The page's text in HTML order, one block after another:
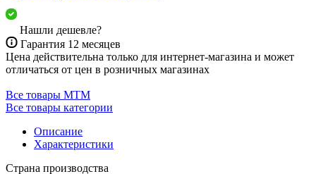
Нашли дешевле?
Гарантия 12 месяцев
Цена действительна только для интернет-магазина и может
отличаться от цен в розничных магазинах
Все товары MTM
Все товары категории
Описание
Характеристики
Страна производства